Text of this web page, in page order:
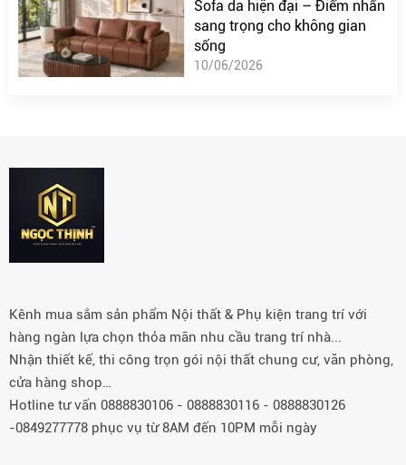
Sofa da hiện đại – Điểm nhấn
sang trọng cho không gian
sống
10/06/2026
Kênh mua sắm sản phẩm Nội thất & Phụ kiện trang trí với
hàng ngàn lựa chọn thỏa mãn nhu cầu trang trí nhà...
Nhận thiết kế, thi công trọn gói nội thất chung cư, văn phòng,
cửa hàng shop…
Hotline tư vấn 0888830106 - 0888830116 - 0888830126
-0849277778 phục vụ từ 8AM đến 10PM mỗi ngày